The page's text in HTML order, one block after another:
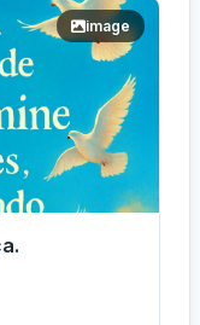
image